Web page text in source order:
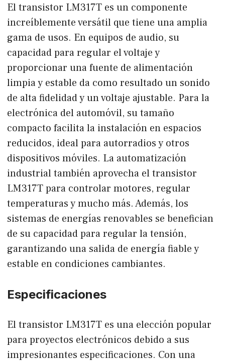
El transistor LM317T es un componente
increíblemente versátil que tiene una amplia
gama de usos. En equipos de audio, su
capacidad para regular el voltaje y
proporcionar una fuente de alimentación
limpia y estable da como resultado un sonido
de alta fidelidad y un voltaje ajustable. Para la
electrónica del automóvil, su tamaño
compacto facilita la instalación en espacios
reducidos, ideal para autorradios y otros
dispositivos móviles. La automatización
industrial también aprovecha el transistor
LM317T para controlar motores, regular
temperaturas y mucho más. Además, los
sistemas de energías renovables se benefician
de su capacidad para regular la tensión,
garantizando una salida de energía fiable y
estable en condiciones cambiantes.
Especificaciones
El transistor LM317T es una elección popular
para proyectos electrónicos debido a sus
impresionantes especificaciones. Con una